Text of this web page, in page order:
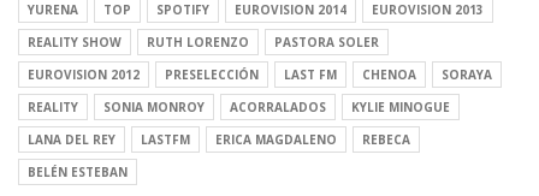
YURENA
TOP SPOTIFY EUROVISION 2014
EUROVISION 2013
REALITY SHOW
RUTH LORENZO
PASTORA SOLER
EUROVISION 2012
PRESELECCIÓN LAST FM CHENOA
SORAYA
REALITY
SONIA MONROY ACORRALADOS
KYLIE MINOGUE
LANA DEL REY
LASTFM ERICA MAGDALENO
REBECA
BELÉN ESTEBAN